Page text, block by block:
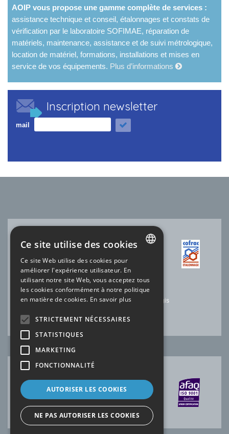
AOIP vous propose une gamme complète de services :
assistance technique et conseil, étalonnages et constats de
vérification par le laboratoire SOFIMAE, réparation de
matériels, maintenance, assistance et de suivi métrologique,
location de matériel, formations, installations et mises en
service de vos équipements. Plus d’informations
Inscription newsletter
mail
ACCRÉDITATION COFRAC
N°2.1525 * Température
N°2.1144* Electricité-Magnétisme
N°2.1227 * Temps Fréquence
Laboratoire SOFIMAE de notre site de Ris-Orangis
CERTIFICATION AFAQ
FRENCH
Ce site utilise des cookies
Ce site Web utilise des cookies pour
améliorer l'expérience utilisateur. En
utilisant notre site Web, vous acceptez tous
les cookies conformément à notre politique
en matière de cookies. En savoir plus
STRICTEMENT NÉCESSAIRES
STATISTIQUES
MARKETING
FONCTIONNALITÉ
AUTORISER LES COOKIES
NE PAS AUTORISER LES COOKIES